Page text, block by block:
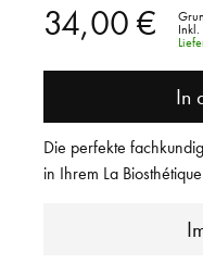
34,00 €
Inkl.
In
Die perfekte
in Ihrem La